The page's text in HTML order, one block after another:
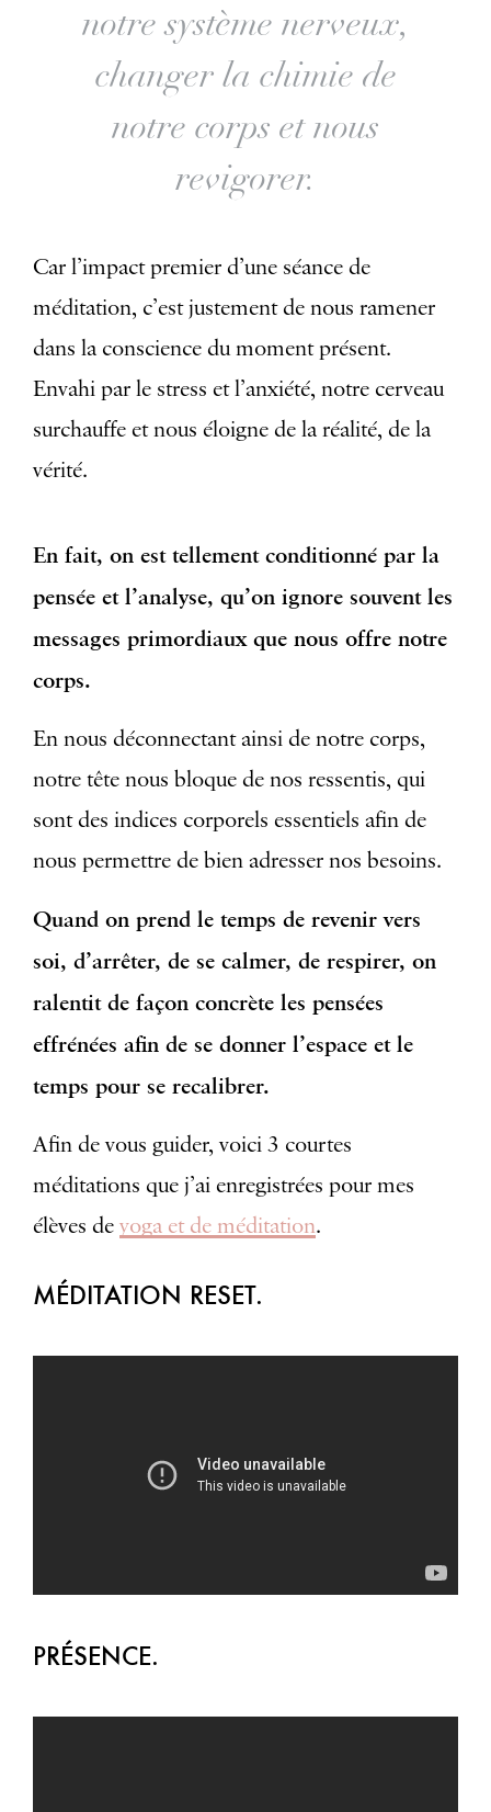
notre système nerveux,
changer la chimie de
notre corps et nous
revigorer.
Car l’impact premier d’une séance de
méditation, c’est justement de nous ramener
dans la conscience du moment présent.
Envahi par le stress et l’anxiété, notre cerveau
surchauffe et nous éloigne de la réalité, de la
vérité.
En fait, on est tellement conditionné par la
pensée et l’analyse, qu’on ignore souvent les
messages primordiaux que nous offre notre
corps.
En nous déconnectant ainsi de notre corps,
notre tête nous bloque de nos ressentis, qui
sont des indices corporels essentiels afin de
nous permettre de bien adresser nos besoins.
Quand on prend le temps de revenir vers
soi, d’arrêter, de se calmer, de respirer, on
ralentit de façon concrète les pensées
effrénées afin de se donner l’espace et le
temps pour se recalibrer.
Afin de vous guider, voici 3 courtes
méditations que j’ai enregistrées pour mes
élèves deyoga et de méditation.
MÉDITATION RESET.
PRÉSENCE.